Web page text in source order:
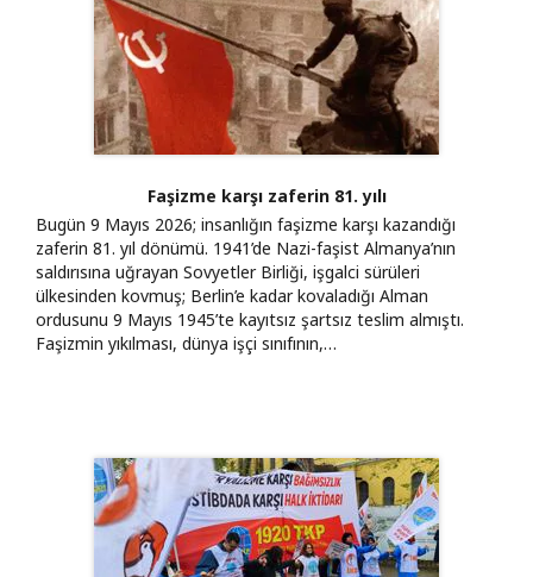
Faşizme karşı zaferin 81. yılı
Bugün 9 Mayıs 2026; insanlığın faşizme karşı kazandığı
zaferin 81. yıl dönümü. 1941’de Nazi-faşist Almanya’nın
saldırısına uğrayan Sovyetler Birliği, işgalci sürüleri
ülkesinden kovmuş; Berlin’e kadar kovaladığı Alman
ordusunu 9 Mayıs 1945’te kayıtsız şartsız teslim almıştı.
Faşizmin yıkılması, dünya işçi sınıfının,…